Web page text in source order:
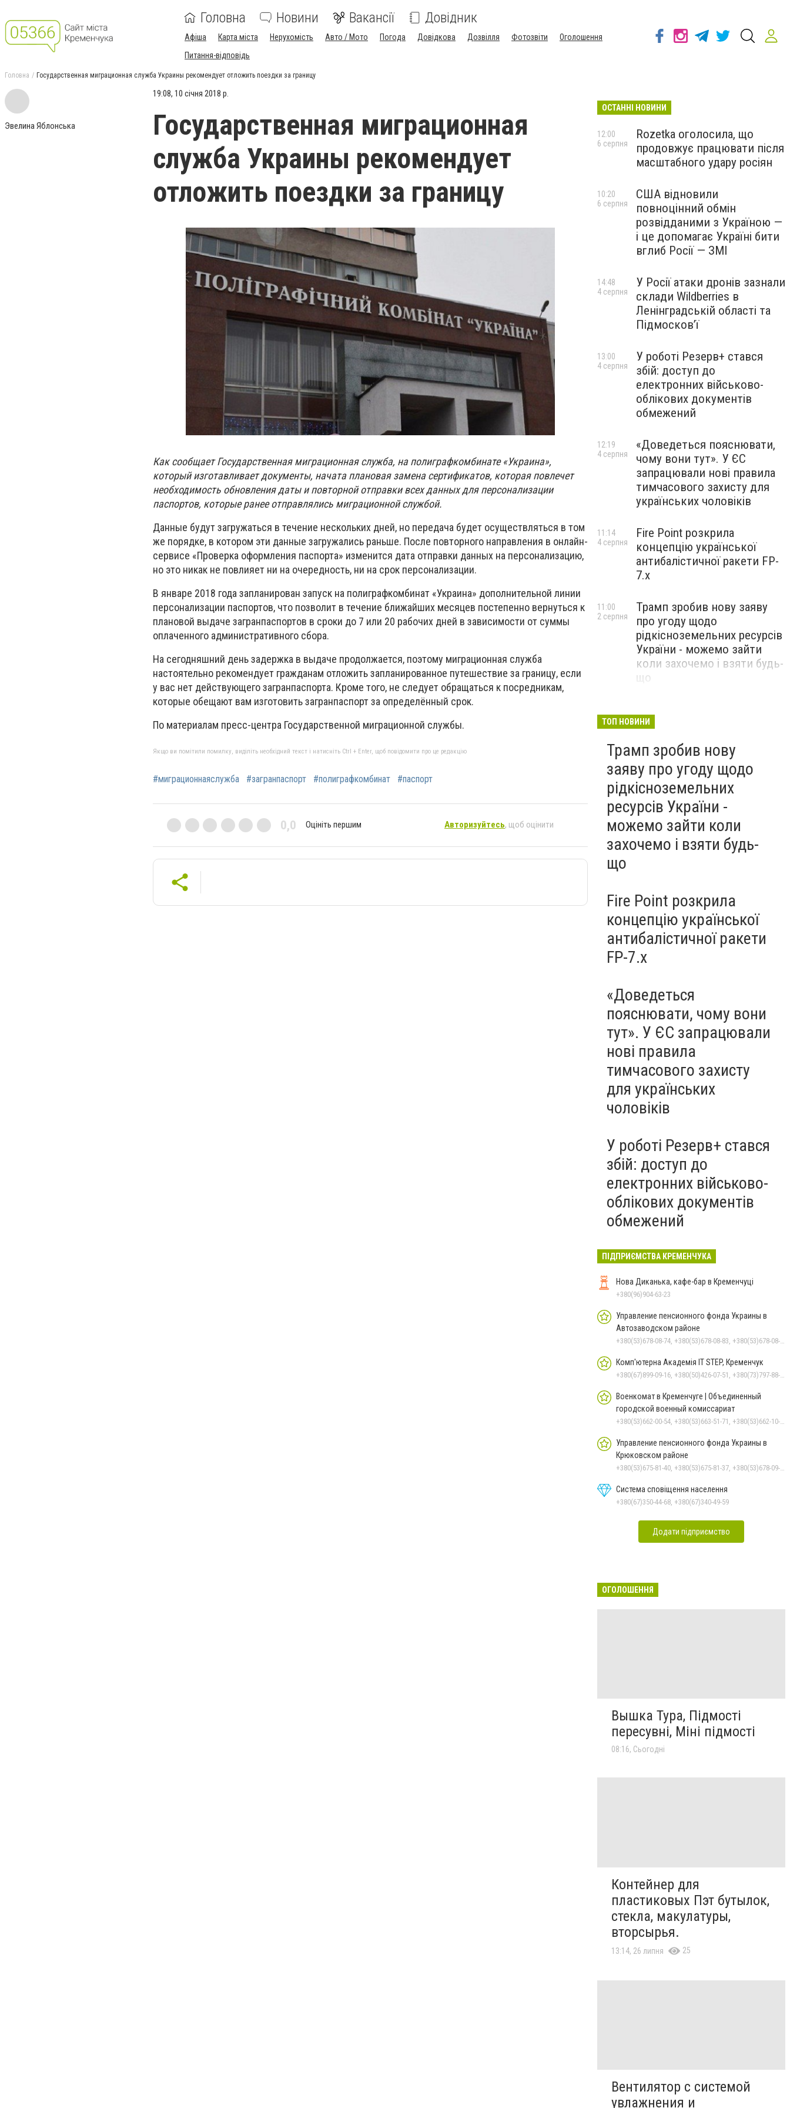
Головна Новини Вакансії Довідник
Афіша Карта міста Нерухомість Авто / Мото Погода Довідкова Дозвілля Фотозвіти
Оголошення
Питання-відповідь
Головна Государственная миграционная служба Украины рекомендует отложить поездки за границу
Эвелина Яблонська
19:08, 10 січня 2018 р.
Государственная миграционная
служба Украины рекомендует
отложить поездки за границу
Как сообщает Государственная миграционная служба, на полиграфкомбинате «Украина»,
который изготавливает документы, начата плановая замена сертификатов, которая повлечет
необходимость обновления даты и повторной отправки всех данных для персонализации
паспортов, которые ранее отправлялись миграционной службой.
Данные будут загружаться в течение нескольких дней, но передача будет осуществляться в том
же порядке, в котором эти данные загружались раньше. После повторного направления в онлайн-
сервисе «Проверка оформления паспорта» изменится дата отправки данных на персонализацию,
но это никак не повлияет ни на очередность, ни на срок персонализации.
В январе 2018 года запланирован запуск на полиграфкомбинат «Украина» дополнительной линии
персонализации паспортов, что позволит в течение ближайших месяцев постепенно вернуться к
плановой выдаче загранпаспортов в сроки до 7 или 20 рабочих дней в зависимости от суммы
оплаченного административного сбора.
На сегодняшний день задержка в выдаче продолжается, поэтому миграционная служба
настоятельно рекомендует гражданам отложить запланированное путешествие за границу, если
у вас нет действующего загранпаспорта. Кроме того, не следует обращаться к посредникам,
которые обещают вам изготовить загранпаспорт за определённый срок.
По материалам пресс-центра Государственной миграционной службы.
Якщо ви помітили помилку, виділіть необхідний текст і натисніть Ctrl + Enter, щоб повідомити про це редакцію
#миграционнаяслужба #загранпаспорт #полиграфкомбинат #паспорт
0,0 Оцініть першим Авторизуйтесь, щоб оцінити
ОСТАННІ НОВИНИ
Rozetka оголосила, що
продовжує працювати після
масштабного удару росіян
12:00
6 серпня
США відновили
повноцінний обмін
розвідданими з Україною —
і це допомагає Україні бити
вглиб Росії — ЗМІ
10:20
6 серпня
У Росії атаки дронів зазнали
склади Wildberries в
Ленінградській області та
Підмосков’ї
14:48
4 серпня
У роботі Резерв+ стався
збій: доступ до
електронних військово-
облікових документів
обмежений
13:00
4 серпня
«Доведеться пояснювати,
чому вони тут». У ЄС
запрацювали нові правила
тимчасового захисту для
українських чоловіків
12:19
4 серпня
Fire Point розкрила
концепцію української
антибалістичної ракети FP-
7.x
11:14
4 серпня
Трамп зробив нову заяву
про угоду щодо
рідкісноземельних ресурсів
України - можемо зайти
коли захочемо і взяти будь-
що
11:00
2 серпня
призов”: ДБР проводить
ТЦК по всій Україні
31 липня
ТОП НОВИНИ
Трамп зробив нову
заяву про угоду щодо
рідкісноземельних
ресурсів України -
можемо зайти коли
захочемо і взяти будь-
що
Fire Point розкрила
концепцію української
антибалістичної ракети
FP-7.x
«Доведеться
пояснювати, чому вони
тут». У ЄС запрацювали
нові правила
тимчасового захисту
для українських
чоловіків
У роботі Резерв+ стався
збій: доступ до
електронних військово-
облікових документів
обмежений
ПІДПРИЄМСТВА КРЕМЕНЧУКА
Нова Диканька, кафе-бар в Кременчуці
+380(96)904-63-23
Управление пенсионного фонда Украины в
Автозаводском районе
+380(53)678-08-74, +380(53)678-08-83, +380(53)678-08-41, +380(53)678-08-86, +380(53)678-09-05
Комп'ютерна Академія IT STEP, Кременчук
+380(67)899-09-16, +380(50)426-07-51, +380(73)797-88-17
Военкомат в Кременчуге | Объединенный
городской военный комиссариат
+380(53)662-00-54, +380(53)663-51-71, +380(53)662-10-35
Управление пенсионного фонда Украины в
Крюковском районе
+380(53)675-81-40, +380(53)675-81-37, +380(53)678-09-01, +380(53)675-81-32, +380(53)675-81-33, +380(53)675-81-38, +380(53)675-81-31, +380(53)678-08-87
Система сповіщення населення
+380(67)350-44-68, +380(67)340-49-59
Додати підприємство
ОГОЛОШЕННЯ
Вышка Тура, Підмості
пересувні, Міні підмості
08:16, Сьогодні
Контейнер для
пластиковых Пэт бутылок,
стекла, макулатуры,
вторсырья.
13:14, 26 липня 25
Вентилятор с системой
увлажнения и